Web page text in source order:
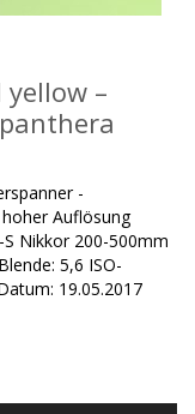
yellow –
-
Auflösung
Nikkor 200-500mm
5,6 ISO-
19.05.2017